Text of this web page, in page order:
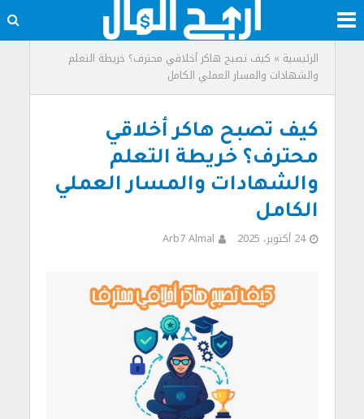
الرئيسية » كيف تصبح هاكر أخلاقي محترف؟ خريطة التعلم
والشهادات والمسار العملي الكامل
كيف تصبح هاكر أخلاقي
محترف؟ خريطة التعلم
والشهادات والمسار العملي
الكامل
24 أكتوبر، 2025 Arb7 Almal